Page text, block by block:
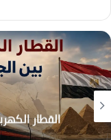
التغير
العالم